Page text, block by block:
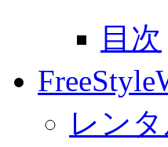
目次
レン